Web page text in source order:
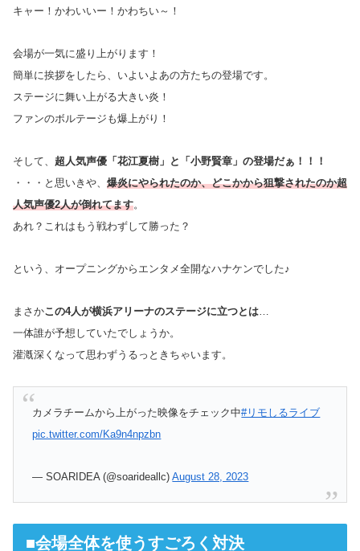
キャー！かわいいー！かわちい～！
会場が一気に盛り上がります！
簡単に挨拶をしたら、いよいよあの方たちの登場です。
ステージに舞い上がる大きい炎！
ファンのボルテージも爆上がり！
そして、 超人気声優「花江夏樹」と「小野賢章」の登場だぁ！！！
・・・と思いきや、 爆炎にやられたのか、どこかから狙撃されたのか超
人気声優2人が倒れてます。
あれ？これはもう戦わずして勝った？
という、オープニングからエンタメ全開なハナケンでした♪
まさかこの4人が横浜アリーナのステージに立つとは
一体誰が予想していたでしょうか。
灌漑深くなって思わずうるっときちゃいます。
カメラチームから上がった映像をチェック中#リモしるライブ
pic.twitter.com/Ka9n4npzbn
— SOARIDEA (@soarideallc)August 28, 2023
■会場全体を使うすごろく対決